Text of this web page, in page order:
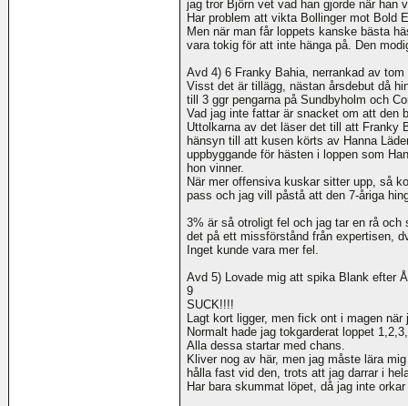
jag tror Björn vet vad han gjorde när han
Har problem att vikta Bollinger mot Bold
Men när man får loppets kanske bästa
vara tokig för att inte hänga på. Den
Avd 4) 6 Franky Bahia, nerrankad av
Visst det är tillägg, nästan årsdebut då
till 3 ggr pengarna på Sundbyholm och
Vad jag inte fattar är snacket om att den
Uttolkarna av det läser det till att Franky
hänsyn till att kusen körts av Hanna
uppbyggande för hästen i loppen som
hon vinner.
När mer offensiva kuskar sitter upp, så
pass och jag vill påstå att den 7-åriga
3% är så otroligt fel och jag tar en rå
det på ett missförstånd från expertisen,
Inget kunde vara mer fel.
Avd 5) Lovade mig att spika Blank efter
9
SUCK!!!!
Lagt kort ligger, men fick ont i magen när
Normalt hade jag tokgarderat loppet
Alla dessa startar med chans.
Kliver nog av här, men jag måste lära
hålla fast vid den, trots att jag darrar i
Har bara skummat löpet, då jag inte